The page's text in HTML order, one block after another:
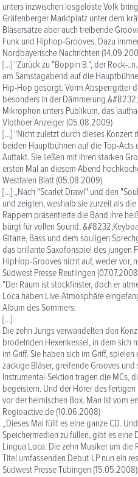
unters inzwischen losgelöste Volk
Gräfenberger Marktplatz unter dem
Bläsersätze aber auch treibende
Funk und Hiphop-Grooves. Dazu
Nordbayerische Nachrichten
[…] "Zurück zu "Boppin B.", der Rock-
am Samstagabend auf die
Hip-Hop gesorgt. Vorm Absperrgitter
besonders in der
Mikrophon unters Publikum, das
Vlothoer Anzeiger (05.08.2009)
[…] "Nicht zuletzt durch dieses
beiden Hauptbühnen auf die Top-
Auftakt. Sie ließen mit ihren starken
ersten Mal an diesem Abend
Westfalen Blatt (05.08.2009)
[…] „Nach "Scarlet Drawl" und den
und zeigten, weshalb sie zurzeit als
Rappern präsentierte die Band ihre
bürgt für vollen Sound.
Gitarre, Bass und dem souligen
das brillante Saxofonspiel des jungen
HipHop-Grooves nicht auf, weder vor,
Südwest Presse Reutlingen
"Der Raum ist stockfinster, doch er
Loca haben Live-Atmosphäre
Album des Sommers.
[…]
Die zehn Jungs verwandelten den
brodelnden Hexenkessel, in dem sich
im Griff. Sie haben sich im Griff,
zackige Bläser, greifende Grooves
Instrumental-Sektion tragen die MCs,
begeistern. Und der Hörer des
vor der heimischen Box. Man ist vom
Regioactive.de (10.06.2008)
„Dieses Mal füllt es eine ganze CD.
Speichermedien zu füllen, gibt es eine
Lingua Loca. Die zehn Musiker um die
Titel umfassenden Debut-LP nun ein
Südwest Presse Tübingen (15.05.2008)